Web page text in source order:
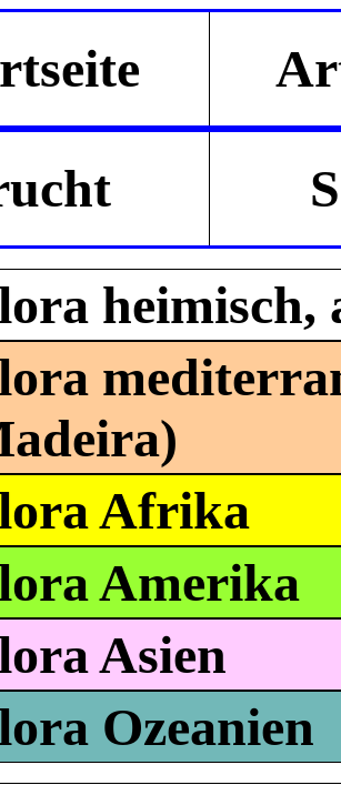
heimisch,
Afrika
Amerika
Asien
Ozeanien